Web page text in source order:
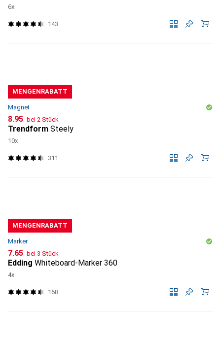
6x
143
MENGENRABATT
Magnet
CHF
8.95 bei 2 Stück
Trendform Steely
10x
311
MENGENRABATT
Marker
CHF
7.65 bei 3 Stück
Edding Whiteboard-Marker 360
4x
168